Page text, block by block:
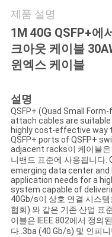
뉴
스
용
문
을
요
구
하
제품 설명
1M 40G QSFP+에
크아웃 케이블
윈엑스 케이블
설명
QSFP+ (Quad Small
attach cables are
highly cost-effective way
QSFP+ ports of QSFP+
adjacent racks이 케이블은
니밴드 표준에 사용됩니다
emerging data center
application needs for a
system capable of
40Gb/s이 상호 연결 시스템
협회) 와 같은 기존 산업 표
이블은 IEEE 802에서 정의
다..3ba (40 Gb/s) 및 인피